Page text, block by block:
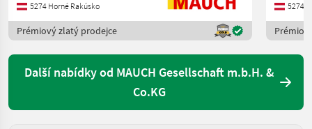
5274 Horné Rakúsko
Prémiový zlatý prodejce
5274
Další nabídky od MAUCH Gesellschaft m.b.H. &
Co.KG